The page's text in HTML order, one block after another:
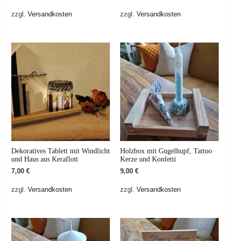
zzgl. Versandkosten zzgl. Versandkosten
Dekoratives Tablett mit Windlicht
und Haus aus Keraflott
7,00 €
zzgl. Versandkosten
Holzbox mit Gugelhupf, Tattoo
Kerze und Konfetti
9,00 €
zzgl. Versandkosten